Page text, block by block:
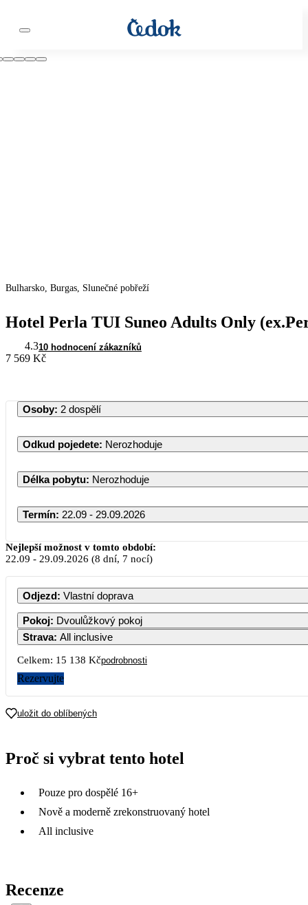
Bulharsko, Burgas, Slunečné pobřeží
Hotel Perla TUI Suneo Adults Only
4.310 hodnocení zákazníků
7 569 Kč
Osoby: 2 dospělí
Odkud pojedete: Nerozhoduje
Délka pobytu: Nerozhoduje
Termín: 22.09 - 29.09.2026
Září 2026
PO ÚT ST ČT PÁ SO
1 2 3 4 5
7 8 9 10 11 12
28
Nejlepší možnost v tomto období:
22.09 - 29.09.2026 (8 dní, 7 nocí)
Odjezd: Vlastní doprava
Pokoj: Dvoulůžkový pokoj
Strava: All inclusive
Celkem: 15 138 Kčpodrobnosti
Rezervujte
uložit do oblíbených
Proč si vybrat tento hotel
Pouze pro dospělé 16+
Nově a moderně zrekonstruovaný hotel
All inclusive
Recenze